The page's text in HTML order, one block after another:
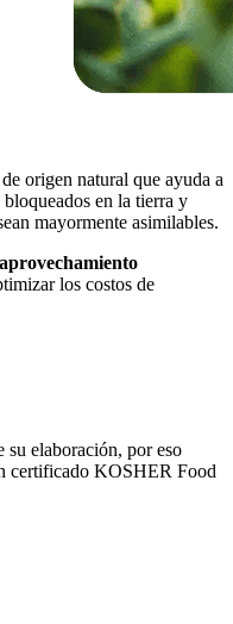
origen natural que ayuda a
en la tierra y
mayormente asimilables.
aprovechamiento
los costos de
su elaboración, por eso
certificado KOSHER Food